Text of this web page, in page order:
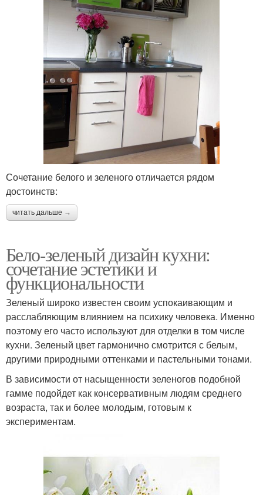
Сочетание белого и зеленого отличается рядом
достоинств:
читать дальше →
Бело-зеленый дизайн кухни:
сочетание эстетики и
функциональности
Зеленый широко известен своим успокаивающим и
расслабляющим влиянием на психику человека. Именно
поэтому его часто используют для отделки в том числе
кухни. Зеленый цвет гармонично смотрится с белым,
другими природными оттенками и пастельными тонами.
В зависимости от насыщенности зеленогов подобной
гамме подойдет как консервативным людям среднего
возраста, так и более молодым, готовым к
экспериментам.